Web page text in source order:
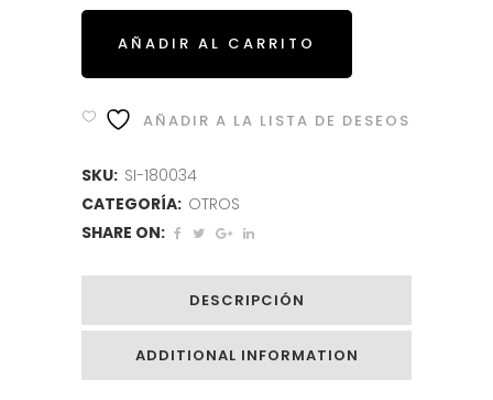
AÑADIR AL CARRITO
AÑADIR A LA LISTA DE DESEOS
SKU: SI-180034
CATEGORÍA: OTROS
SHARE ON:
DESCRIPCIÓN
ADDITIONAL INFORMATION